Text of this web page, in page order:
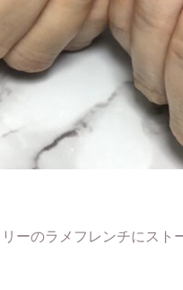
ーのラメフレンチにスト